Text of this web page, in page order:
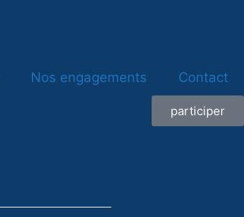
Nos engagements Contact
participer